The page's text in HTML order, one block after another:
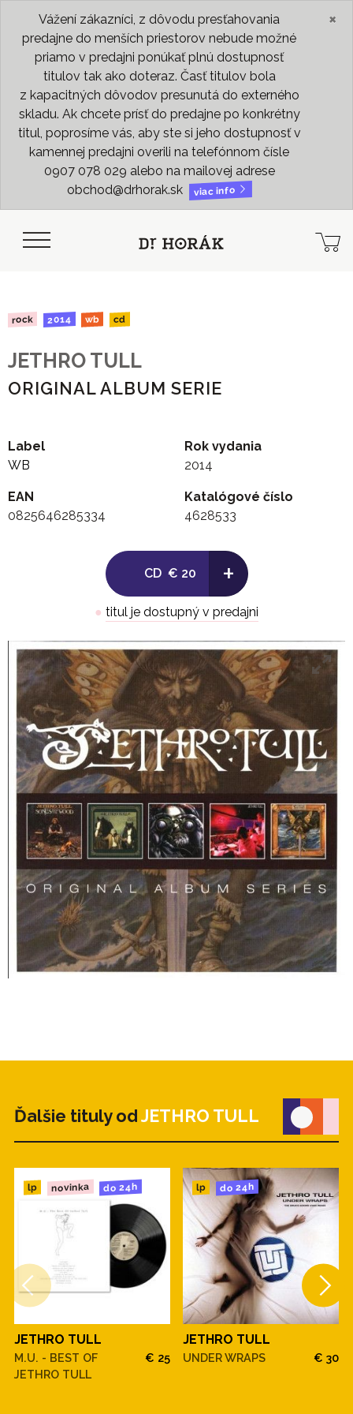
Vážení zákazníci, z dôvodu presťahovania
predajne do menších priestorov nebude možné
priamo v predajni ponúkať plnú dostupnosť
titulov tak ako doteraz. Časť titulov bola
z kapacitných dôvodov presunutá do externého
skladu. Ak chcete prísť do predajne po konkrétny
titul, poprosíme vás, aby ste si jeho dostupnosť v
kamennej predajni overili na telefónnom čísle
0907 078 029 alebo na mailovej adrese
obchod@drhorak.sk
viac info
×
rock 2014 wb cd
JETHRO TULL
ORIGINAL ALBUM SERIE
Label
WB
Rok vydania
2014
EAN
0825646285334
Katalógové číslo
4628533
CD € 20 +
● titul je dostupný v predajni
Ďalšie tituly od JETHRO TULL
lp novinka do 24h
JETHRO TULL
M.U. - BEST OF
JETHRO TULL
€ 25
lp do 24h
JETHRO TULL
UNDER WRAPS € 30